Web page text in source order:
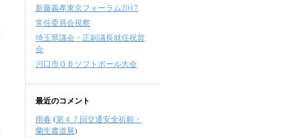
新藤義孝東京フォーラム2017
常任委員会視察
埼玉県議会・正副議長就任祝賀
会
川口市ＯＢソフトボール大会
最近のコメント
雨春 (第４７回交通安全祈願・
蘭生書道展)